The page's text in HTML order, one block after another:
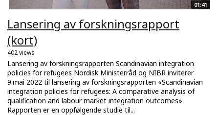
01:41
Lansering av forskningsrapport
(kort)
402 views
Lansering av forskningsrapporten Scandinavian integration
policies for refugees Nordisk Ministerråd og NIBR inviterer
9.mai 2022 til lansering av forskningsrapporten «Scandinavian
integration policies for refugees: A comparative analysis of
qualification and labour market integration outcomes».
Rapporten er en oppfølgende studie til...